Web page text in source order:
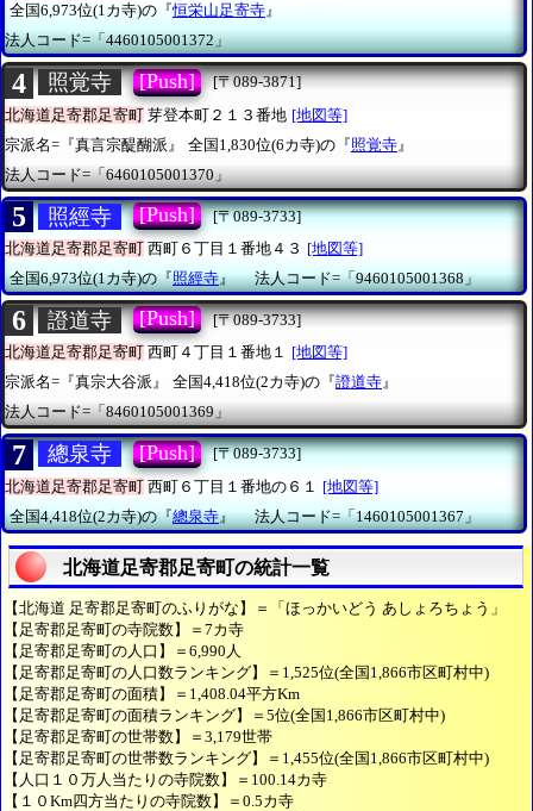
全国6,973位(1カ寺)の『恒栄山足寄寺』
法人コード=「4460105001372」
4 照覚寺 [Push]
[〒089-3871]
北海道足寄郡足寄町 芽登本町２１３番地 [地図等]
宗派名=『真言宗醍醐派』
全国1,830位(6カ寺)の『照覚寺 』
法人コード=「6460105001370」
5 照經寺 [Push]
[〒089-3733]
北海道足寄郡足寄町 西町６丁目１番地４３ [地図等]
全国6,973位(1カ寺)の『照經寺』 法人コード=「9460105001368」
6 證道寺 [Push]
[〒089-3733]
北海道足寄郡足寄町 西町４丁目１番地１ [地図等]
宗派名=『真宗大谷派』
全国4,418位(2カ寺)の『證道寺』
法人コード=「8460105001369」
7 總泉寺 [Push]
[〒089-3733]
北海道足寄郡足寄町 西町６丁目１番地の６１
[地図等]
全国4,418位(2カ寺)の『總泉寺』 法人コード=「1460105001367」
北海道足寄郡足寄町の統計一覧
【北海道 足寄郡足寄町のふりがな】＝「ほっかいどう あしょろちょう」
【足寄郡足寄町の寺院数】＝7カ寺
【足寄郡足寄町の人口】＝6,990人
【足寄郡足寄町の人口数ランキング】＝1,525位(全国1,866市区町村中)
【足寄郡足寄町の面積】＝1,408.04平方Km
【足寄郡足寄町の面積ランキング】＝5位(全国1,866市区町村中)
【足寄郡足寄町の世帯数】＝3,179世帯
【足寄郡足寄町の世帯数ランキング】＝1,455位(全国1,866市区町村中)
【人口１０万人当たりの寺院数】＝100.14カ寺
【１０Km四方当たりの寺院数】＝0.5カ寺